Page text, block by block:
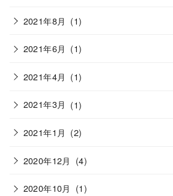
2021年8月 (1)
2021年6月 (1)
2021年4月 (1)
2021年3月 (1)
2021年1月 (2)
2020年12月 (4)
2020年10月 (1)